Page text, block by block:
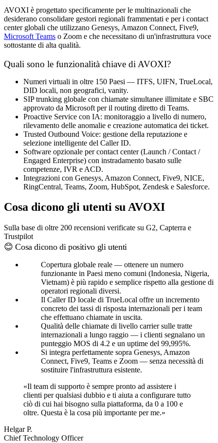
AVOXI è progettato specificamente per le multinazionali che
desiderano consolidare gestori regionali frammentati e per i contact
center globali che utilizzano Genesys, Amazon Connect, Five9,
Microsoft Teams o Zoom e che necessitano di un'infrastruttura voce
sottostante di alta qualità.
Quali sono le funzionalità chiave di AVOXI?
Numeri virtuali in oltre 150 Paesi — ITFS, UIFN, TrueLocal,
DID locali, non geografici, vanity.
SIP trunking globale con chiamate simultanee illimitate e SBC
approvato da Microsoft per il routing diretto di Teams.
Proactive Service con IA: monitoraggio a livello di numero,
rilevamento delle anomalie e creazione automatica dei ticket.
Trusted Outbound Voice: gestione della reputazione e
selezione intelligente del Caller ID.
Software opzionale per contact center (Launch / Contact /
Engaged Enterprise) con instradamento basato sulle
competenze, IVR e ACD.
Integrazioni con Genesys, Amazon Connect, Five9, NICE,
RingCentral, Teams, Zoom, HubSpot, Zendesk e Salesforce.
Cosa dicono gli utenti su AVOXI
Sulla base di oltre 200 recensioni verificate su G2, Capterra e
Trustpilot
😊 Cosa dicono di positivo gli utenti
Copertura globale reale — ottenere un numero
funzionante in Paesi meno comuni (Indonesia, Nigeria,
Vietnam) è più rapido e semplice rispetto alla gestione di
operatori regionali diversi.
Il Caller ID locale di TrueLocal offre un incremento
concreto dei tassi di risposta internazionali per i team
che effettuano chiamate in uscita.
Qualità delle chiamate di livello carrier sulle tratte
internazionali a lungo raggio — i clienti segnalano un
punteggio MOS di 4.2 e un uptime del 99,995%.
Si integra perfettamente sopra Genesys, Amazon
Connect, Five9, Teams e Zoom — senza necessità di
sostituire l'infrastruttura esistente.
«Il team di supporto è sempre pronto ad assistere i
clienti per qualsiasi dubbio e ti aiuta a configurare tutto
ciò di cui hai bisogno sulla piattaforma, da 0 a 100 e
oltre. Questa è la cosa più importante per me.»
Helgar P.
Chief Technology Officer